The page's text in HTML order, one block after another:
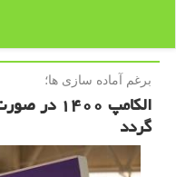
برغم آماده سازی ها؛
الكامپ
گردد